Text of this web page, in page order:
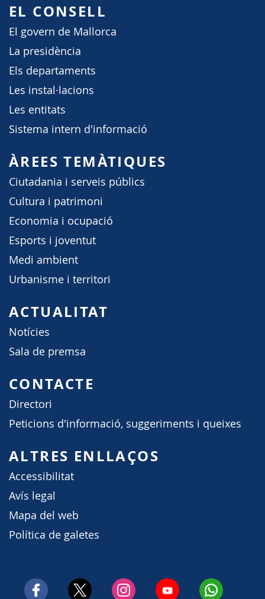
EL CONSELL
El govern de Mallorca
La presidència
Els departaments
Les instal·lacions
Les entitats
Sistema intern d'informació
ÀREES TEMÀTIQUES
Ciutadania i serveis públics
Cultura i patrimoni
Economia i ocupació
Esports i joventut
Medi ambient
Urbanisme i territori
ACTUALITAT
Notícies
Sala de premsa
CONTACTE
Directori
Peticions d'informació, suggeriments i queixes
ALTRES ENLLAÇOS
Accessibilitat
Avís legal
Mapa del web
Política de galetes